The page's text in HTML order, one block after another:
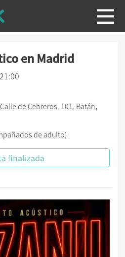
en Madrid
Calle de Cebreros, 101, Batán,
de adulto)
finalizada